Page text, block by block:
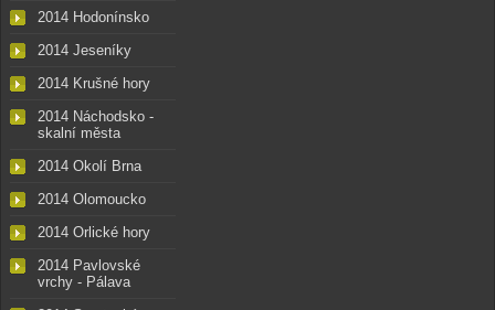
2014 Hodonínsko
2014 Jeseníky
2014 Krušné hory
2014 Náchodsko -
skalní města
2014 Okolí Brna
2014 Olomoucko
2014 Orlické hory
2014 Pavlovské
vrchy - Pálava